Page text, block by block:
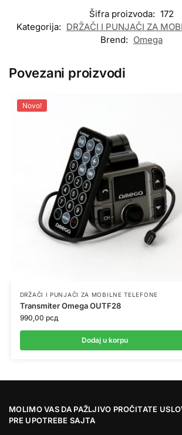
Šifra proizvoda: 172
Kategorija: DRŽAČI I PUNJAČI ZA
Brend: Omega
Povezani proizvodi
Novo!
DRŽAČI I PUNJAČI ZA MOBILNE TELEFONE
Transmiter Omega OUTF28
990,00 рсд
Dodaj u korpu
MOLIMO VAS DA PAŽLJIVO PROČITATE
PRE UPOTREBE SAJTA